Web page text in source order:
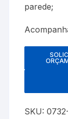
parede;
SKU: